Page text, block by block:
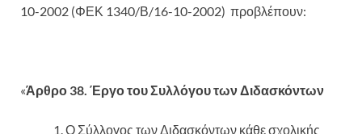
10-2002 (ΦΕΚ 1340/Β/16-10-2002) προβλέπουν:
«Άρθρο 38. Έργο του Συλλόγου των Διδασκόντων
Ο Σύλλογος των Διδασκόντων κάθε σχολικής